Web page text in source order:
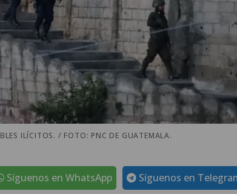
ILÍCITOS. / FOTO: PNC DE GUATEMALA.
Síguenos en
Síguenos en WhatsApp